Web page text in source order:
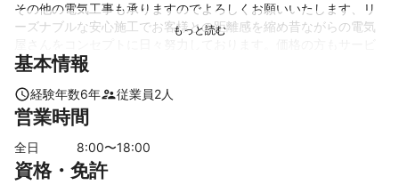
その他の電気工事も承りますのでよろしくお願いいたします、リ
ーズナブルな安心施工でお客様との距離感を縮め昔ながらの電気
スさせて頂きますので、よろしくおねがいします。
主に個人のご自宅のエアコン取り付け工事を行っています。かれ
これ6年位で年間数十件取り付けています。
アピールポイント
以前は副業でやっておりましたが、今は、リーズナブルな安心施
基本情報
経験年数6年 従業員2人
営業時間
全日 8:00〜18:00
資格・免許